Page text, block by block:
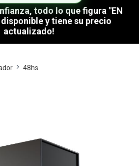
todo lo que figura "EN
disponible y tiene su precio
actualizado!
48hs